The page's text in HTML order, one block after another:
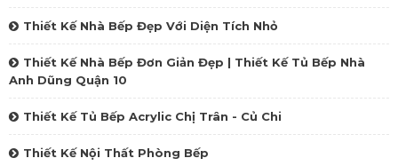
Thiết Kế Nhà Bếp Đẹp Với Diện Tích Nhỏ
Thiết Kế Nhà Bếp Đơn Giản Đẹp | Thiết Kế Tủ Bếp Nhà
Anh Dũng Quận 10
Thiết Kế Tủ Bếp Acrylic Chị Trân - Củ Chi
Thiết Kế Nội Thất Phòng Bếp